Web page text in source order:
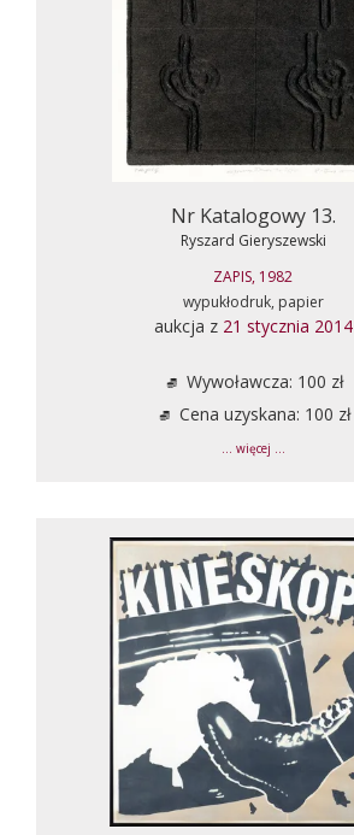
Nr Katalogowy 13.
Ryszard Gieryszewski
ZAPIS, 1982
wypukłodruk, papier
aukcja z 21 stycznia 2014
Wywoławcza: 100 zł
Cena uzyskana: 100 zł
... więcej ...